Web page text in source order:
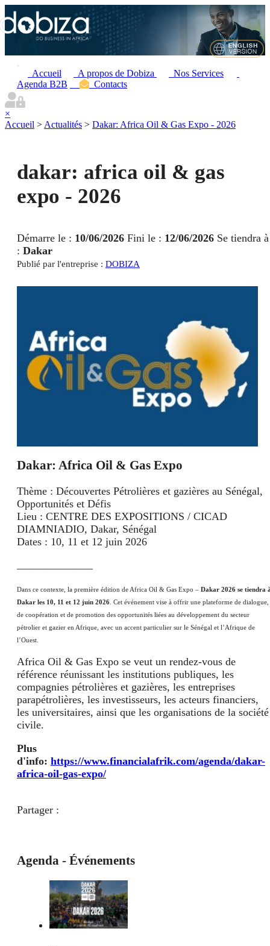
Accueil A propos de Dobiza
Nos Services
Agenda B2B
Contacts
×
Accueil > Actualités > Dakar: Africa Oil & Gas Expo - 2026
dakar: africa oil & gas
expo - 2026
Démarre le : 10/06/2026 Fini le : 12/06/2026 Se tiendra à
: Dakar
Publié par l'entreprise : DOBIZA
Dakar: Africa Oil & Gas Expo
Thème : Découvertes Pétrolières et gazières au Sénégal,
Opportunités et Défis
Lieu : CENTRE DES EXPOSITIONS / CICAD
DIAMNIADIO, Dakar, Sénégal
Dates : 10, 11 et 12 juin 2026
Dans ce contexte, la première édition de Africa Oil & Gas Expo – Dakar 2026 se tiendra
Dakar les 10, 11 et 12 juin 2026 . Cet événement vise à offrir une plateforme de dialogue,
de coopération et de promotion des opportunités liées au développement du secteur
pétrolier et gazier en Afrique, avec un accent particulier sur le Sénégal et l’Afrique de
l’Ouest.
Africa Oil & Gas Expo se veut un rendez-vous de
référence réunissant les institutions publiques, les
compagnies pétrolières et gazières, les entreprises
parapétrolières, les investisseurs, les acteurs financiers,
les universitaires, ainsi que les organisations de la société
civile.
Plus
d'info: https://www.financialafrik.com/agenda/dakar-
africa-oil-gas-expo/
Partager :
Agenda - Événements